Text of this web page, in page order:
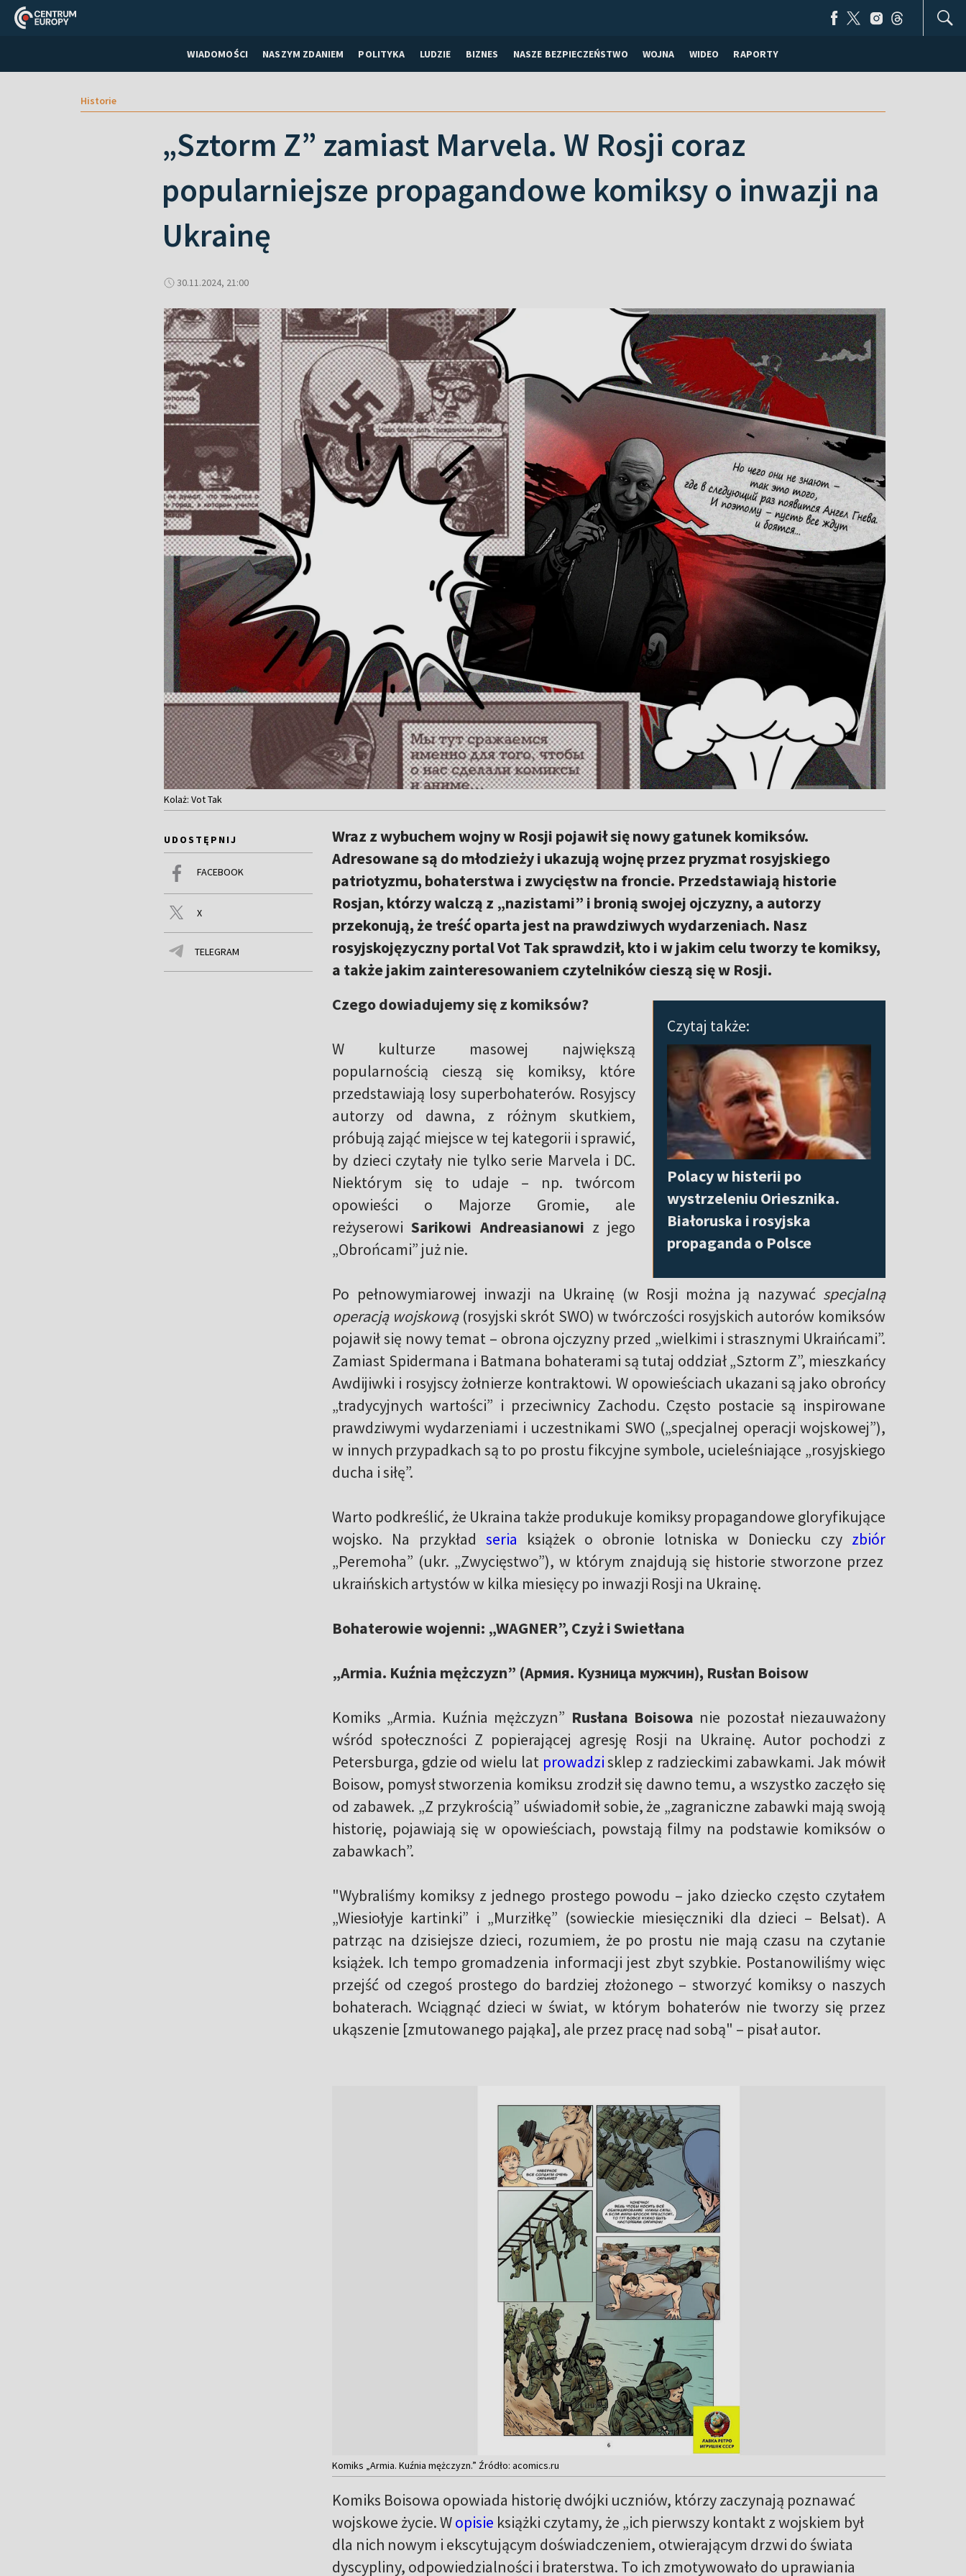
WIADOMOŚCI NASZYM ZDANIEM POLITYKA LUDZIE BIZNES NASZE BEZPIECZEŃSTWO WOJNA WIDEO RAPORTY
Historie
„Sztorm Z” zamiast Marvela. W Rosji coraz
popularniejsze propagandowe komiksy o inwazji na
Ukrainę
30.11.2024, 21:00
Kolaż: Vot Tak
UDOSTĘPNIJ
FACEBOOK
X
TELEGRAM
Wraz z wybuchem wojny w Rosji pojawił się nowy gatunek komiksów.
Adresowane są do młodzieży i ukazują wojnę przez pryzmat rosyjskiego
patriotyzmu, bohaterstwa i zwycięstw na froncie. Przedstawiają historie
Rosjan, którzy walczą z „nazistami” i bronią swojej ojczyzny, a autorzy
przekonują, że treść oparta jest na prawdziwych wydarzeniach. Nasz
rosyjskojęzyczny portal Vot Tak sprawdził, kto i w jakim celu tworzy te komiksy,
a także jakim zainteresowaniem czytelników cieszą się w Rosji.
Czytaj także:
Polacy w histerii po
wystrzeleniu Oriesznika.
Białoruska i rosyjska
propaganda o Polsce
Czego dowiadujemy się z komiksów?
W kulturze masowej największą
popularnością cieszą się komiksy, które
przedstawiają losy superbohaterów. Rosyjscy
autorzy od dawna, z różnym skutkiem,
próbują zająć miejsce w tej kategorii i sprawić,
by dzieci czytały nie tylko serie Marvela i DC.
Niektórym się to udaje – np. twórcom
opowieści o Majorze Gromie, ale
reżyserowiSarikowi Andreasianowi z jego
„Obrońcami” już nie.
Po pełnowymiarowej inwazji na Ukrainę (w Rosji można ją nazywać specjalną
operacją wojskową(rosyjski skrót SWO) w twórczości rosyjskich autorów komiksów
pojawił się nowy temat – obrona ojczyzny przed „wielkimi i strasznymi Ukraińcami”.
Zamiast Spidermana i Batmana bohaterami są tutaj oddział „Sztorm Z”, mieszkańcy
Awdijiwki i rosyjscy żołnierze kontraktowi. W opowieściach ukazani są jako obrońcy
„tradycyjnych wartości” i przeciwnicy Zachodu. Często postacie są inspirowane
prawdziwymi wydarzeniami i uczestnikami SWO („specjalnej operacji wojskowej”),
w innych przypadkach są to po prostu fikcyjne symbole, ucieleśniające „rosyjskiego
ducha i siłę”.
Warto podkreślić, że Ukraina także produkuje komiksy propagandowe gloryfikujące
wojsko. Na przykład seria książek o obronie lotniska w Doniecku czy zbiór
„Peremoha” (ukr. „Zwycięstwo”), w którym znajdują się historie stworzone przez
ukraińskich artystów w kilka miesięcy po inwazji Rosji na Ukrainę.
Bohaterowie wojenni: „WAGNER”, Czyż i Swietłana
„Armia. Kuźnia mężczyzn” (Армия. Кузница мужчин), Rusłan Boisow
Komiks „Armia. Kuźnia mężczyzn” Rusłana Boisowa nie pozostał niezauważony
wśród społeczności Z popierającej agresję Rosji na Ukrainę. Autor pochodzi z
Petersburga, gdzie od wielu lat prowadzisklep z radzieckimi zabawkami. Jak mówił
Boisow, ​​pomysł stworzenia komiksu zrodził się dawno temu, a wszystko zaczęło się
od zabawek. „Z przykrością” uświadomił sobie, że „zagraniczne zabawki mają swoją
historię, pojawiają się w opowieściach, powstają filmy na podstawie komiksów o
zabawkach”.
"Wybraliśmy komiksy z jednego prostego powodu – jako dziecko często czytałem
„Wiesiołyje kartinki” i „Murziłkę” (sowieckie miesięczniki dla dzieci – Belsat). A
patrząc na dzisiejsze dzieci, rozumiem, że po prostu nie mają czasu na czytanie
książek. Ich tempo gromadzenia informacji jest zbyt szybkie. Postanowiliśmy więc
przejść od czegoś prostego do bardziej złożonego – stworzyć komiksy o naszych
bohaterach. Wciągnąć dzieci w świat, w którym bohaterów nie tworzy się przez
ukąszenie [zmutowanego pająka], ale przez pracę nad sobą" – pisał autor.
Komiks „Armia. Kuźnia mężczyzn.” Źródło: acomics.ru
Komiks Boisowa opowiada historię dwójki uczniów, którzy zaczynają poznawać
wojskowe życie. Wopisie książki czytamy, że „ich pierwszy kontakt z wojskiem był
dla nich nowym i ekscytującym doświadczeniem, otwierającym drzwi do świata
dyscypliny, odpowiedzialności i braterstwa. To ich zmotywowało do uprawiania